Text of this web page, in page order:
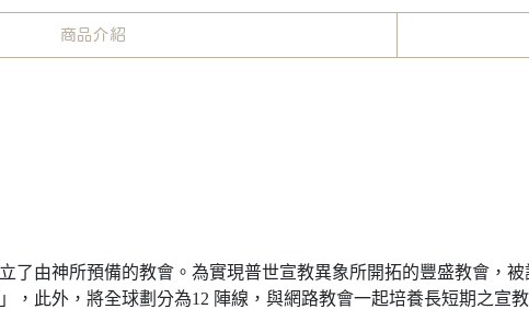
商品介紹
了由神所預備的教會。為實現普世宣教異象所開拓的豐盛教會，被
，此外，將全球劃分為12 陣線，與網路教會一起培養長短期之宣